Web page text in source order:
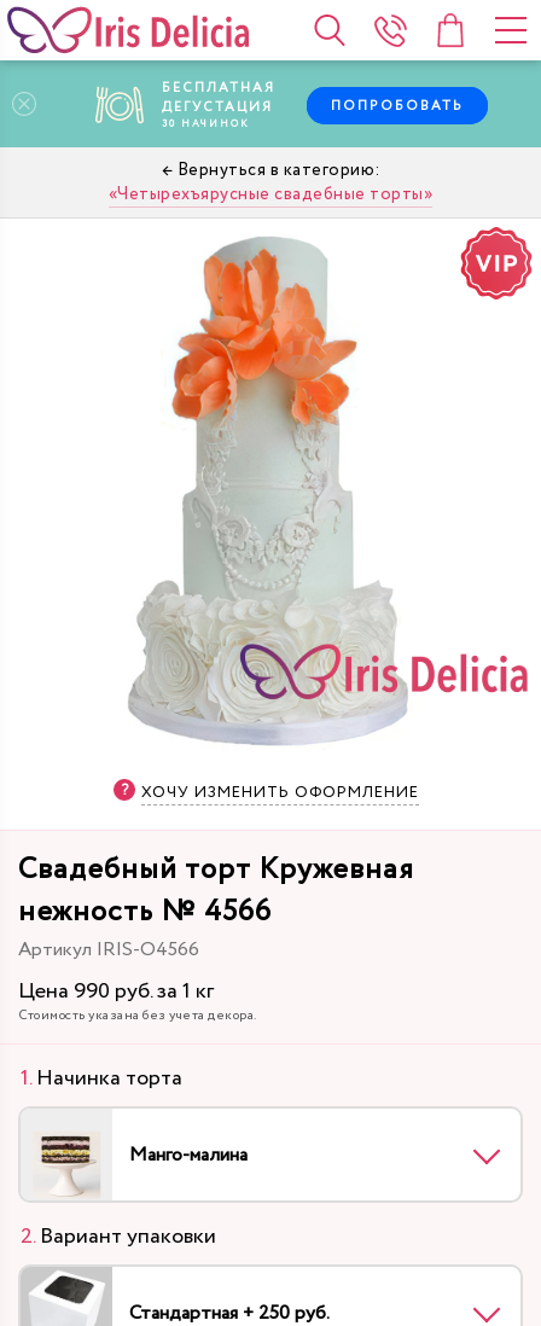
БЕСПЛАТНАЯ
ДЕГУСТАЦИЯ
30 НАЧИНОК
ПОПРОБОВАТЬ
Четырехъярусные свадебные торты
ХОЧУ ИЗМЕНИТЬ ОФОРМЛЕНИЕ
Свадебный торт Кружевная
нежность № 4566
Артикул IRIS-O4566
Цена 990 руб. за 1 кг
Стоимость указана без учета декора.
Начинка торта
Манго-малина
Вариант упаковки
Стандартная + 250 руб.